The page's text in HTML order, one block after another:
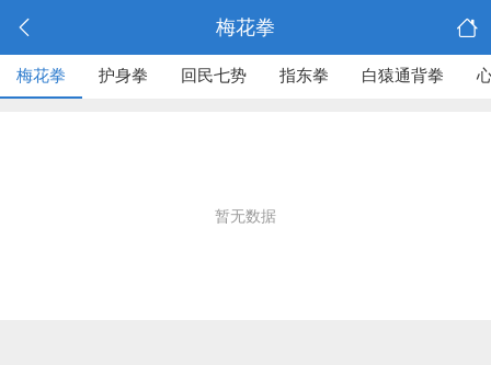
梅花拳
梅花拳 护身拳 回民七势 指东拳 白猿通背拳
暂无数据